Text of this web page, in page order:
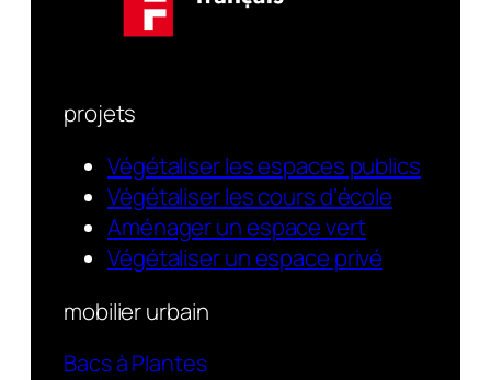
projets
Végétaliser les espaces publics
Végétaliser les cours d’école
Aménager un espace vert
Végétaliser un espace privé
mobilier urbain
Bacs à Plantes